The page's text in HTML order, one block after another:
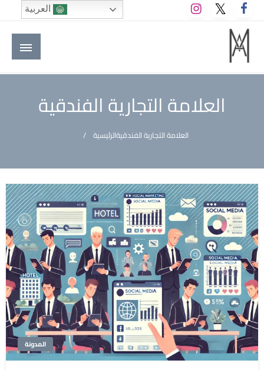
التخطي
إلى
المحتوى
M A hotels | إم ايه هوتيلز
الموقع الأول للعاملين في الفنادق في العالم العربي
العلامة التجارية الفندقية
الرئيسيةالعلامة التجارية الفندقية
المدونة
العربية